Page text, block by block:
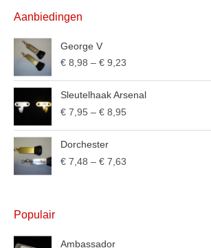
Aanbiedingen
George V
€ 8,98 –€ 9,23
Sleutelhaak Arsenal
€ 7,95 –€ 8,95
Dorchester
€ 7,48 –€ 7,63
Populair
Ambassador